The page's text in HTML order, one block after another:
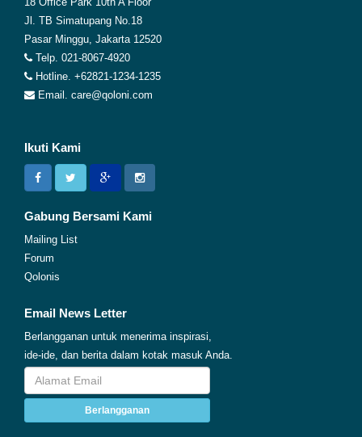
Jl. TB Simatupang No.18
Pasar Minggu, Jakarta 12520
Telp. 021-8067-4920
Hotline. +62821-1234-1235
Email. care@qoloni.com
Ikuti Kami
Gabung Bersami Kami
Mailing List
Forum
Qolonis
Email News Letter
Berlangganan untuk menerima inspirasi,
ide-ide, dan berita dalam kotak masuk Anda.
Berlangganan